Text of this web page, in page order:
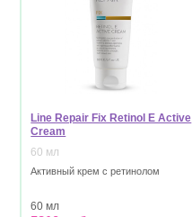
Line Repair Fix Retinol E Active
Cream
60 мл
Активный крем с ретинолом
60 мл